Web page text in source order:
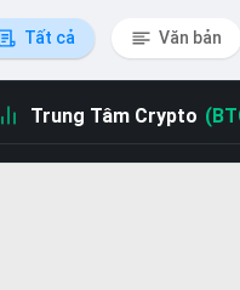
Tất cả Văn bản
Trung Tâm Crypto